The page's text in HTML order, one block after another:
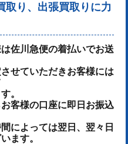
取り、出張買取りに力
佐川急便の着払いでお送
せていただきお客様には
。
客様の口座に即日お振込
によっては翌日、翌々日
ます。